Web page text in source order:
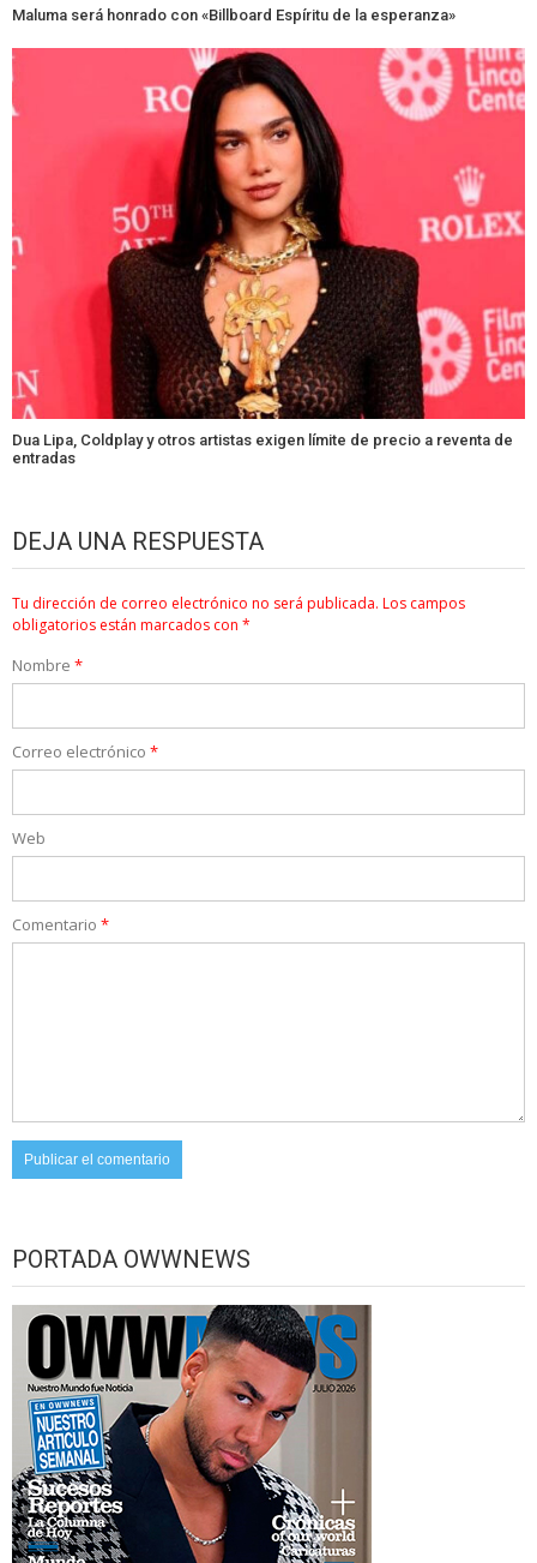
Maluma será honrado con «Billboard Espíritu de la esperanza»
Dua Lipa, Coldplay y otros artistas exigen límite de precio a reventa de
entradas
DEJA UNA RESPUESTA
Tu dirección de correo electrónico no será publicada. Los campos
obligatorios están marcados con *
Nombre *
Correo electrónico *
Web
Comentario *
PORTADA OWWNEWS